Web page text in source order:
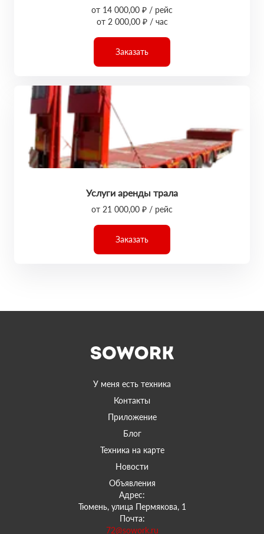
от 14 000,00 ₽ / рейс
от 2 000,00 ₽ / час
Заказать
Услуги аренды трала
от 21 000,00 ₽ / рейс
Заказать
У меня есть техника
Контакты
Приложение
Блог
Техника на карте
Новости
Объявления
Адрес:
Тюмень, улица Пермякова, 1
Почта:
72@sowork.ru